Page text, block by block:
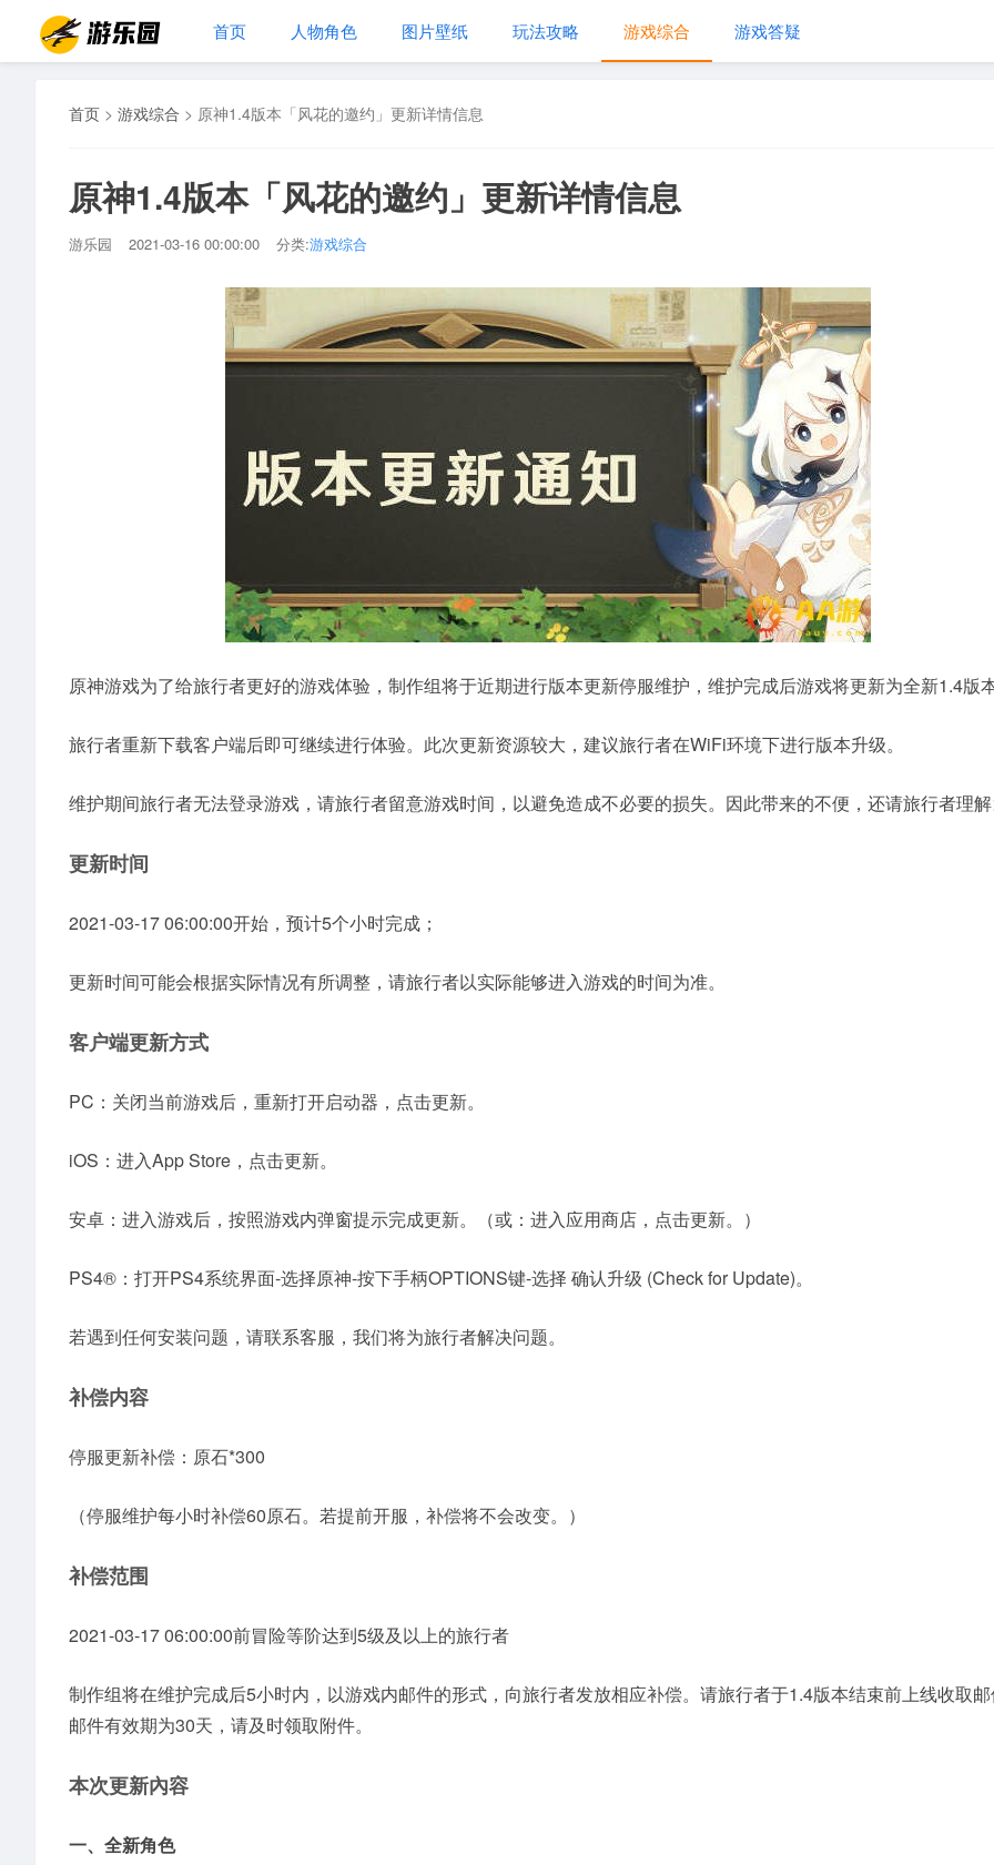
首页 人物角色 图片壁纸 玩法攻略 游戏综合 游戏答疑
首页 > 游戏综合 > 原神1.4版本「风花的邀约」更新详情信息
原神1.4版本「风花的邀约」更新详情信息
游乐园 2021-03-16 00:00:00 分类:游戏综合
原神游戏为了给旅行者更好的游戏体验，制作组将于近期进行版本更新停服维护，维护完成后游戏将更新为全新1.4版
旅行者重新下载客户端后即可继续进行体验。此次更新资源较大，建议旅行者在WiFi环境下进行版本升级。
维护期间旅行者无法登录游戏，请旅行者留意游戏时间，以避免造成不必要的损失。因此带来的不便，还请旅行者理
更新时间
2021-03-17 06:00:00开始，预计5个小时完成；
更新时间可能会根据实际情况有所调整，请旅行者以实际能够进入游戏的时间为准。
客户端更新方式
PC：关闭当前游戏后，重新打开启动器，点击更新。
iOS：进入App Store，点击更新。
安卓：进入游戏后，按照游戏内弹窗提示完成更新。（或：进入应用商店，点击更新。）
PS4®：打开PS4系统界面-选择原神-按下手柄OPTIONS键-选择 确认升级 (Check for Update)。
若遇到任何安装问题，请联系客服，我们将为旅行者解决问题。
补偿内容
停服更新补偿：原石*300
（停服维护每小时补偿60原石。若提前开服，补偿将不会改变。）
补偿范围
2021-03-17 06:00:00前冒险等阶达到5级及以上的旅行者
制作组将在维护完成后5小时内，以游戏内邮件的形式，向旅行者发放相应补偿。请旅行者于1.4版本结束前上线收取
邮件有效期为30天，请及时领取附件。
本次更新內容
一、全新角色